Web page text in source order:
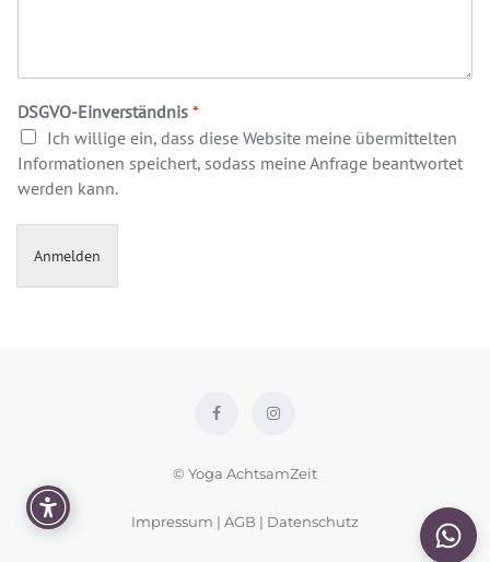
DSGVO-Einverständnis *
Ich willige ein, dass diese Website meine übermittelten
Informationen speichert, sodass meine Anfrage beantwortet
werden kann.
Anmelden
© Yoga AchtsamZeit
Impressum | AGB | Datenschutz